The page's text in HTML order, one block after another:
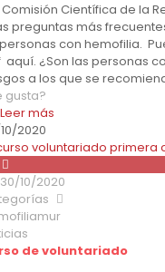
Comisión Científica de la
preguntas más
con hemofilia.
aquí. ¿Son las personas
a los que se
gusta?
Leer más
2020
30/10/2020
de voluntariado